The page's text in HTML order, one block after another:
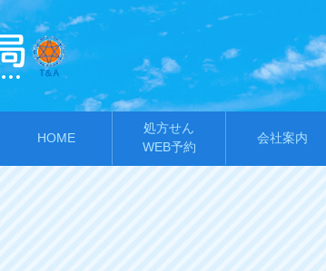
HOME
処方せん
WEB予約
会社案内